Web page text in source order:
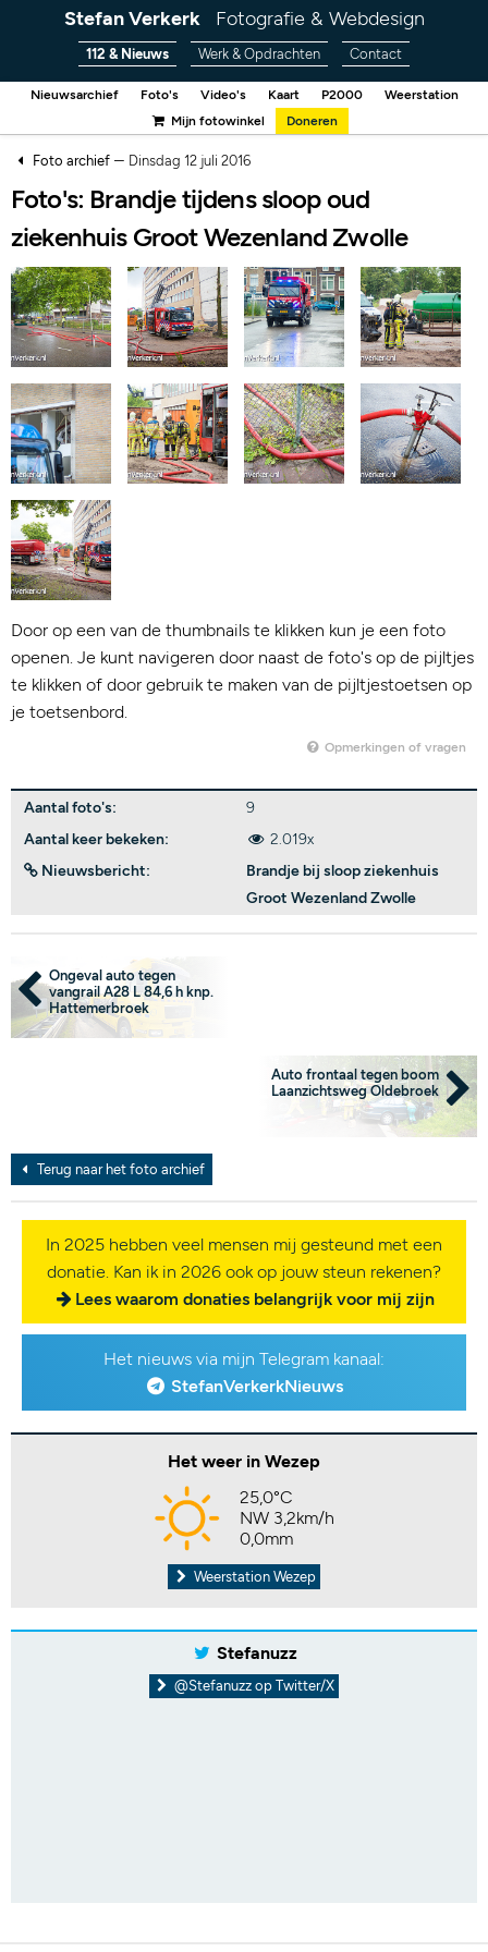
Stefan Verkerk Fotografie & Webdesign
112 & Nieuws Werk & Opdrachten Contact
Nieuwsarchief Foto's Video's Kaart P2000
Weerstation
Mijn fotowinkel
Doneren
Foto archief– Dinsdag 12 juli 2016
Foto's: Brandje tijdens sloop oud
ziekenhuis Groot Wezenland Zwolle
Door op een van de thumbnails te klikken kun je een foto
openen. Je kunt navigeren door naast de foto's op de pijltjes
te klikken of door gebruik te maken van de pijltjestoetsen op
je toetsenbord.
Opmerkingen of vragen
Aantal foto's:
9
Aantal keer bekeken:
2.019x
Nieuwsbericht:
Brandje bij sloop ziekenhuis
Groot Wezenland Zwolle
Ongeval auto tegen
vangrail A28 L 84,6 h knp.
Hattemerbroek
Auto frontaal tegen boom
Laanzichtsweg Oldebroek
Terug naar het foto archief
In 2025 hebben veel mensen mij gesteund met een
donatie. Kan ik in 2026 ook op jouw steun rekenen?
Lees waarom donaties belangrijk voor mij zijn
Het nieuws via mijn Telegram kanaal:
StefanVerkerkNieuws
Het weer in Wezep
25,0°C
NW 3,2km/h
0,0mm
Weerstation Wezep
Stefanuzz
@Stefanuzz op Twitter/X